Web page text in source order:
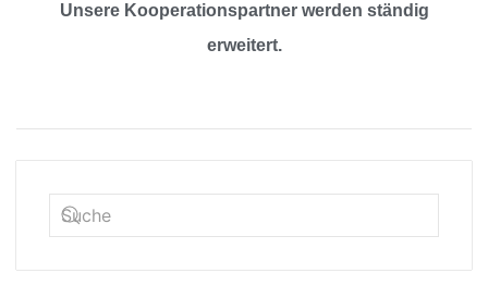
Unsere Kooperationspartner werden ständig
erweitert.